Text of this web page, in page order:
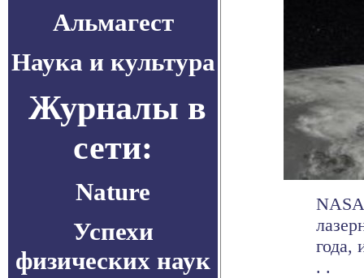
Альмагест
Наука и культура
Журналы в
сети:
Nature
Успехи
физических наук
NASA
года,
. .